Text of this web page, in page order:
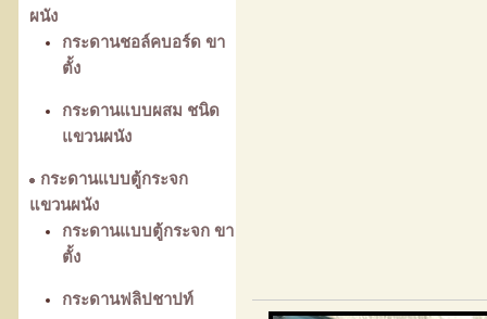
ผนัง
กระดานชอล์คบอร์ด ขา
ตั้ง
กระดานแบบผสม ชนิด
แขวนผนัง
กระดานแบบตู้กระจก
แขวนผนัง
กระดานแบบตู้กระจก ขา
ตั้ง
กระดานฟลิปชาปท์